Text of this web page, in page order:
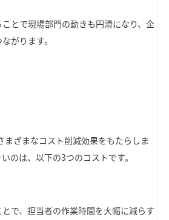
とで現場部門の動きも円滑になり、企
がります。
まざまなコスト削減効果をもたらしま
のは、以下の3つのコストです。
で、担当者の作業時間を大幅に減らす